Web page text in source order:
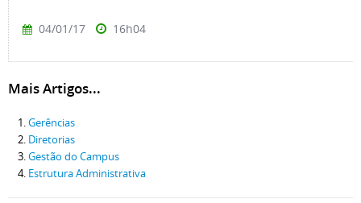
04/01/17 16h04
Mais Artigos...
Gerências
Diretorias
Gestão do Campus
Estrutura Administrativa